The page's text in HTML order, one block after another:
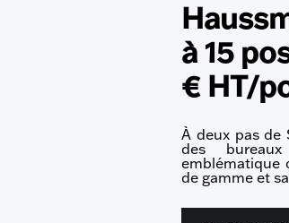
à 15
€ HT/
À deux pas de
des
emblématique
de gamme et